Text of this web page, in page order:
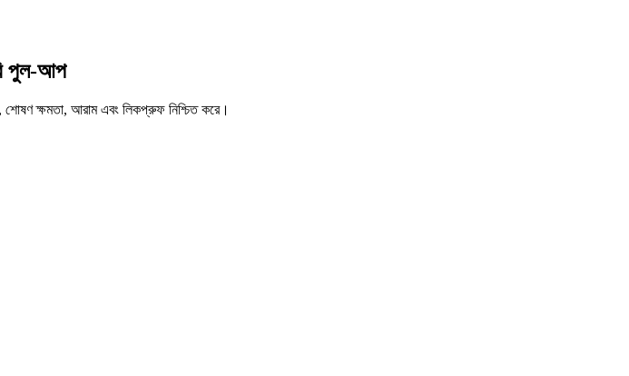
পুল-আপ
শোষণ ক্ষমতা, আরাম এবং লিকপ্রুফ নিশ্চিত করে।